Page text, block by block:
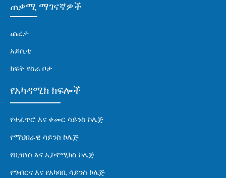
ጠቃሚ ማገናኛዎች
ጨረታ
አይሲቲ
ክፍት የስራ ቦታ
የአካዳሚክ ክፍሎች
የተፈጥሮ እና ቀመር ሳይንስ ኮሌጅ
የማህበራዊ ሳይንስ ኮሌጅ
የቢዝነስ እና ኢኮኖሚክስ ኮሌጅ
የግብርና እና የአካባቢ ሳይንስ ኮሌጅ